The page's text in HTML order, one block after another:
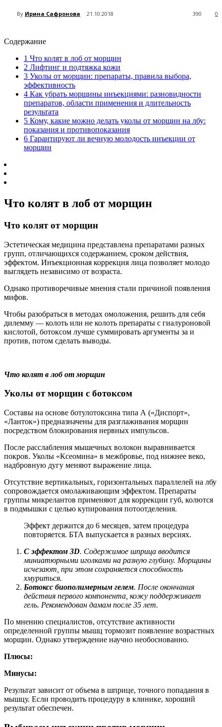
By Ирина Сафронова 21.10.2018 0
390
Содержание
1 Что колят в лоб от морщин
2 Лифтинг и подтяжка кожи
3 Уколы от морщин: препараты, правила выбора,
эффективность
4 Как убрать морщины инъекциями: разновидности
препаратов, области применения и длительность
результата
5 Кому, какие можно делать уколы от морщин на лбу:
показания и противопоказания
6 Гарантируют ли вечную молодость инъекции от
морщин
Что колят в лоб от морщин
Что колят от морщин
Эстетическая медицина представлена препаратами разных
групп, отличающихся содержанием, сроком действия,
эффектом. Инъекционная коррекция лица позволяет молодо
выглядеть независимо от возраста.
Однако противоречивые мнения стали причиной появления
мифов.
Чтобы разобраться в методах омоложения, решить для себя
дилемму — колоть или не колоть препараты с гиалуроновой
кислотой, ботоксом лучше суммировать аргументы за и
против, потом сделать выводы.
Что колят в лоб от морщин
Уколы от морщин с ботоксом
Составы на основе ботулотоксина типа А («Диспорт»,
«Ланток») предназначены для разглаживания морщин
посредством блокирования нервных импульсов.
После расслабления мышечных волокон выравнивается
покров. Уколы «Ксеомина» в межбровье, под нижнее веко,
надбровную дугу меняют выражение лица.
Отсутствие вертикальных, горизонтальных параллелей на лбу
сопровождается омолаживающим эффектом. Препараты
группы микрелантов применяют для коррекции губ, колются
в подмышки с целью купирования потоотделения.
Эффект держится до 6 месяцев, затем процедура
повторяется. БТА выпускается в разных версиях.
С эффектом 3D. Содержимое шприца вводится
миниатюрными иголками на разную глубину. Морщины
исчезают, при этом сохраняется способность
хмуриться.
Ботоксс биополимерным гелем. После окончания
действия первого компонента, кожу поддерживает
гель. Рекомендован дамам после 35 лет.
По мнению специалистов, отсутствие активности
определенной группы мышц тормозит появление возрастных
морщин. Однако утверждение научно необоснованно.
Плюсы:
Минусы:
Результат зависит от объема в шприце, точного попадания в
мышцу. Если проводить процедуру в клинике, хороший
результат обеспечен.